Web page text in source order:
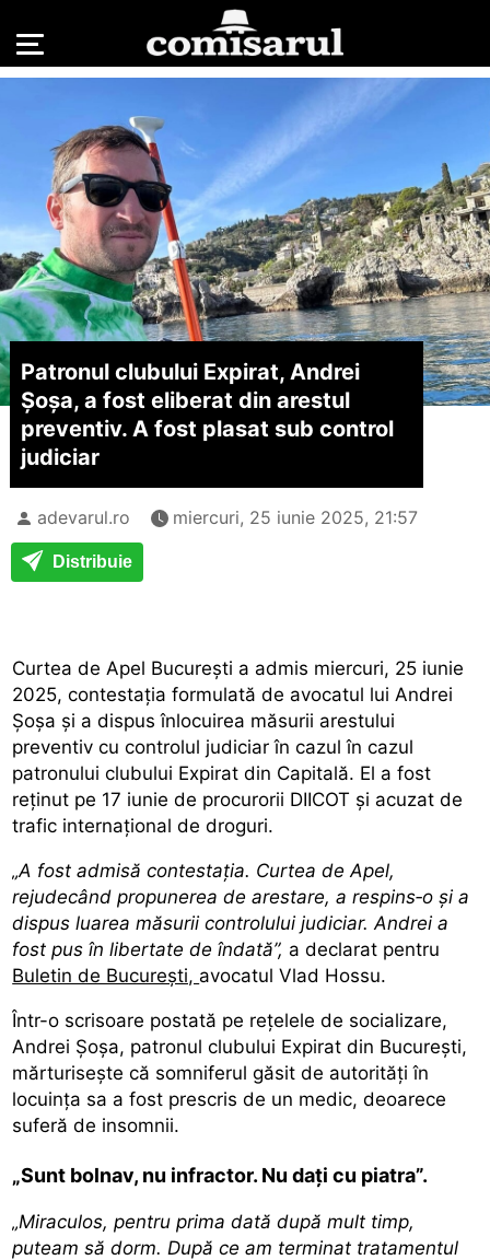
Patronul clubului Expirat, Andrei
Șoșa, a fost eliberat din arestul
preventiv. A fost plasat sub control
judiciar
adevarul.ro miercuri, 25 iunie 2025, 21:57
Distribuie
Curtea de Apel București a admis miercuri, 25 iunie
2025, contestația formulată de avocatul lui Andrei
Șoșa și a dispus înlocuirea măsurii arestului
preventiv cu controlul judiciar în cazul în cazul
patronului clubului Expirat din Capitală. El a fost
reținut pe 17 iunie de procurorii DIICOT și acuzat de
trafic internațional de droguri.
„A fost admisă contestația. Curtea de Apel,
rejudecând propunerea de arestare, a respins‑o și a
dispus luarea măsurii controlului judiciar. Andrei a
fost pus în libertate de îndată”, a declarat pentru
Buletin de București, avocatul Vlad Hossu.
Într-o scrisoare postată pe rețelele de socializare,
Andrei Șoșa, patronul clubului Expirat din București,
mărturisește că somniferul găsit de autorități în
locuința sa a fost prescris de un medic, deoarece
suferă de insomnii.
„Sunt bolnav, nu infractor. Nu dați cu piatra”.
„Miraculos, pentru prima dată după mult timp,
puteam să dorm. După ce am terminat tratamentul